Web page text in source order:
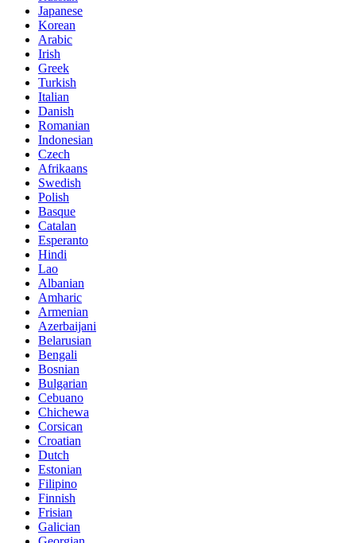
Japanese
Korean
Arabic
Irish
Greek
Turkish
Italian
Danish
Romanian
Indonesian
Czech
Afrikaans
Swedish
Polish
Basque
Catalan
Esperanto
Hindi
Lao
Albanian
Amharic
Armenian
Azerbaijani
Belarusian
Bengali
Bosnian
Bulgarian
Cebuano
Chichewa
Corsican
Croatian
Dutch
Estonian
Filipino
Finnish
Frisian
Galician